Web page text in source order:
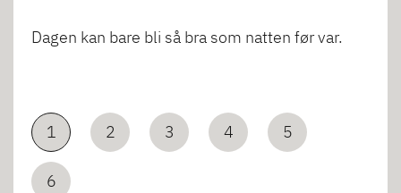
Dagen kan bare bli så bra som natten før var.
1 2 3 4 5
6